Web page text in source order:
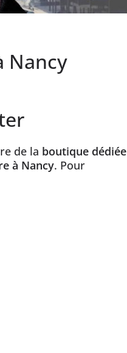
Nancy
de la boutique dédiée
à Nancy. Pour